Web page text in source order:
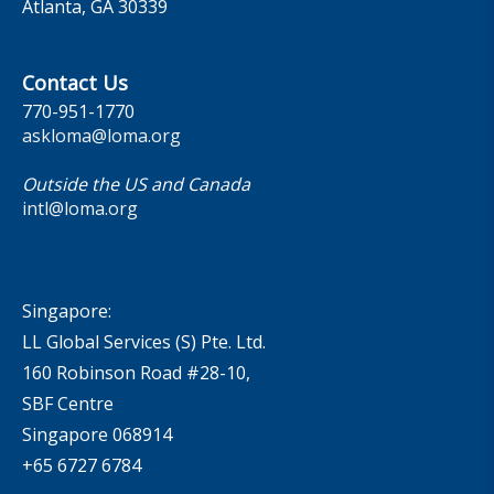
Atlanta, GA 30339
Contact Us
770-951-1770
askloma@loma.org
Outside the US and Canada
intl@loma.org
Singapore:
LL Global Services (S) Pte. Ltd.
160 Robinson Road #28-10,
SBF Centre
Singapore 068914
+65 6727 6784